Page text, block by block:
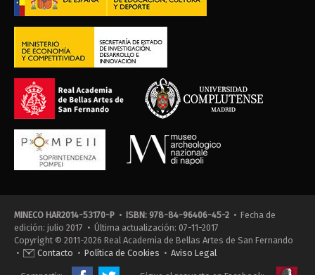
MINECO HAR2014-53170-P • ISBN: 978-84-96406-45-2 • Fecha de
edición: julio 2017 • Última actualización: 07-11-2017
Copyright © 2011-2026 Real Academia de Bellas Artes de San Fernando
•
Contacto • Política de Cookies • Aviso Legal